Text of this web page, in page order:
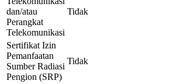
dan/atau
Perangkat
Telekomunikasi
Tidak
Sertifikat Izin
Pemanfaatan
Sumber Radiasi
Pengion (SRP)
Tidak